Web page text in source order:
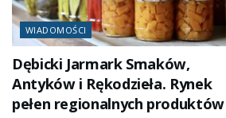
WIADOMOŚCI
Dębicki Jarmark Smaków,
Antyków i Rękodzieła. Rynek
pełen regionalnych produktów